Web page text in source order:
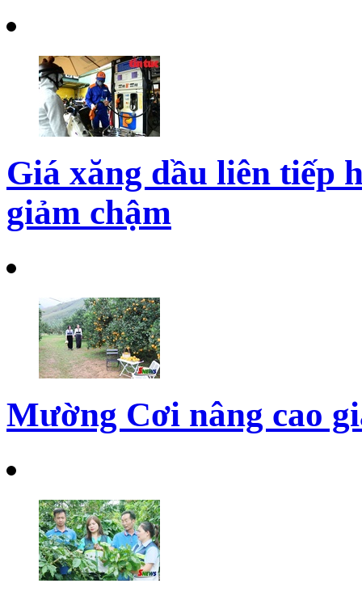
Giá xăng dầu liên tiếp
giảm chậm
Mường Cơi nâng cao